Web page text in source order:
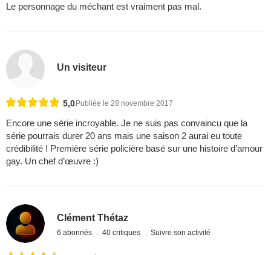
Le personnage du méchant est vraiment pas mal.
Un visiteur
5,0Publiée le 28 novembre 2017
Encore une série incroyable. Je ne suis pas convaincu que la
série pourrais durer 20 ans mais une saison 2 aurai eu toute
crédibilité ! Première série policière basé sur une histoire d’amour
gay. Un chef d’œuvre :)
Clément Thétaz
6 abonnés 40 critiques Suivre son activité